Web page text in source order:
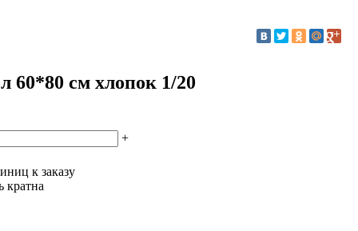
60*80 см хлопок 1/20
+
к заказу
кратна